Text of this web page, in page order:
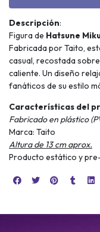
Descripción:
Figura de Hatsune
Fabricada por Taito,
casual, recostada
caliente. Un diseño
fanáticos de su estilo
Características del
Fabricado en plástico
Marca: Taito
Altura de 13 cm aprox.
Producto estático y